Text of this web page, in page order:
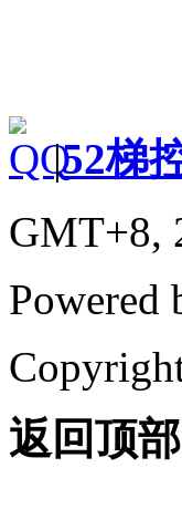
|52梯
GMT+8,
Powered
返回顶部